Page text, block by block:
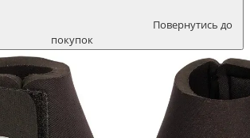
Повернутись до
покупок